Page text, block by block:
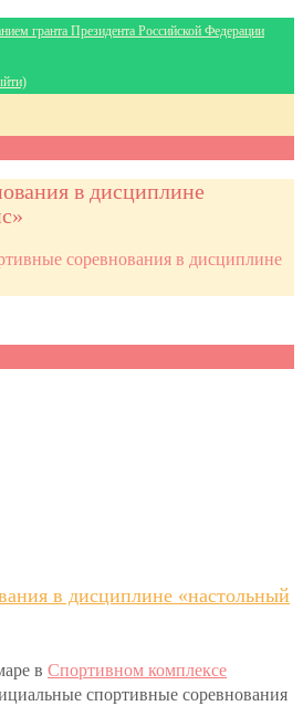
гранта Президента Российской Федерации
в дисциплине
соревнования в дисциплине
в дисциплине «настольный
в Спортивном комплексе
спортивные соревнования